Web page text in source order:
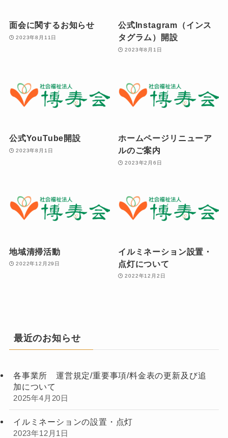
面会に関するお知らせ
2023年8月11日
公式Instagram（インス
タグラム）開設
2023年8月1日
公式YouTube開設
2023年8月1日
ホームページリニューア
ルのご案内
2023年2月6日
地域清掃活動
2022年12月29日
イルミネーション設置・
点灯について
2022年12月2日
最近のお知らせ
各事業所 運営規定/重要事項/料金表の更新及び追
加について
2025年4月20日
イルミネーションの設置・点灯
2023年12月1日